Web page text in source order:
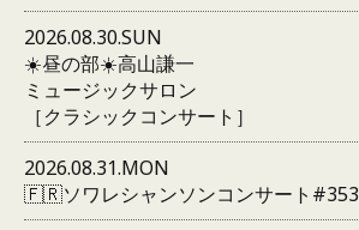
2026.08.30.SUN
☀️昼の部☀️高山謙一
ミュージックサロン
［クラシックコンサート］
2026.08.31.MON
🇫🇷ソワレシャンソンコンサート#353